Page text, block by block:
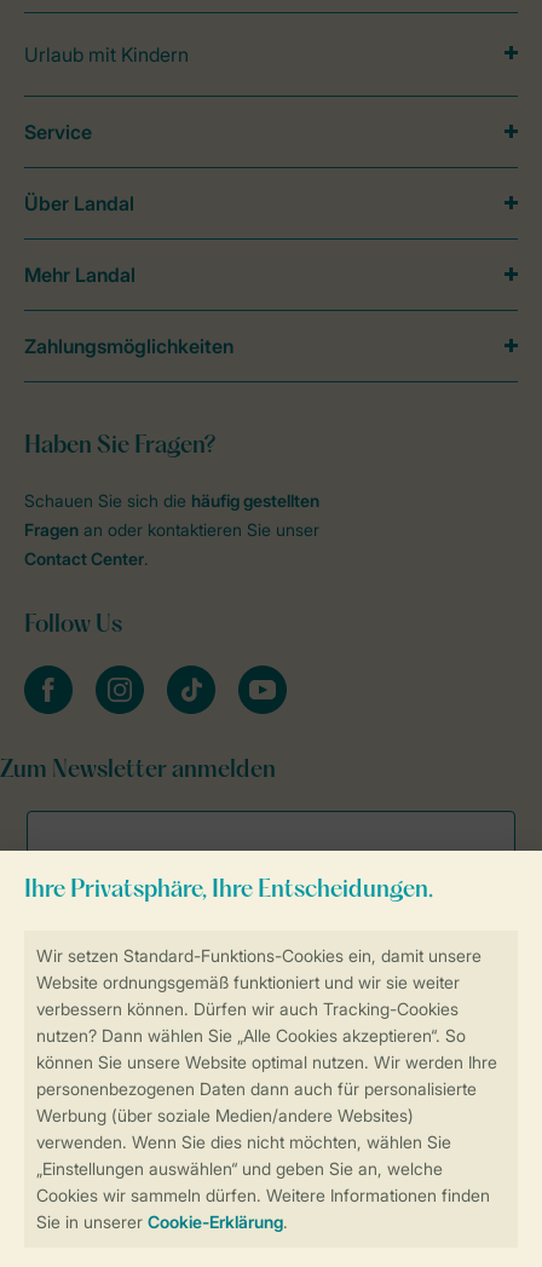
Sicherstellung Deiner Privatsphäre
Weitere Informationen und Einstellungen
Sicher und schnell zur Online-Buchung
Sichere Datenübertragung
Sicheres Bezahlen
Urlaub mit Kindern
Haben Sie Fragen?
Schauen Sie sich die häufig gestellten
Fragen an oder kontaktieren Sie unser
Contact Center.
Follow Us
facebookinstagramtiktok youtube
Zum Newsletter anmelden
Service
Über Landal
Mehr Landal
Zahlungsmöglichkeiten